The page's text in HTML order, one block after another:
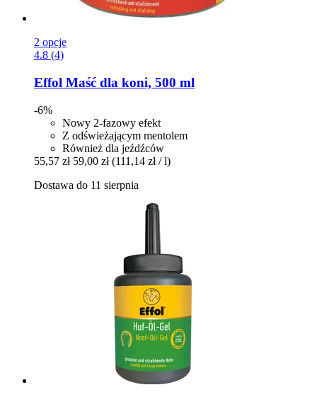
2 opcje
4.8 (4)
Effol Maść dla koni, 500 ml
-6%
Nowy 2-fazowy efekt
Z odświeżającym mentolem
Również dla jeźdźców
55,57 zł 59,00 zł (111,14 zł / l)
Dostawa do 11 sierpnia